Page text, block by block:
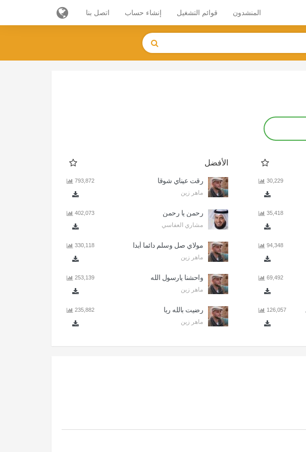
المنشدون قوائم التشغيل إنشاء حساب اتصل بنا
30,229
35,418
94,348
69,492
126,057
الأفضل
رقت عيناي شوقا
ماهر زين
793,872
رحمن يا رحمن
مشاري العفاسي
402,073
مولاي صل وسلم دائما أبدا
ماهر زين
330,118
واحشنا يارسول الله
ماهر زين
253,139
رضيت بالله ربا
ماهر زين
235,882